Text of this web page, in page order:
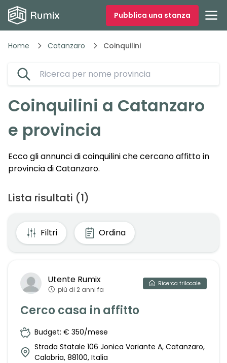
Pubblica una stanza
Home Catanzaro Coinquilini
Coinquilini a Catanzaro
e provincia
Ecco gli annunci di coinquilini che cercano affitto in
provincia diCatanzaro.
Lista risultati (1)
Filtri Ordina
Utente Rumix
più di 2 anni fa
Ricerca trilocale
Cerco casa in affitto
Budget: € 350/mese
Strada Statale 106 Jonica Variante A, Catanzaro,
Calabria, 88100, Italia